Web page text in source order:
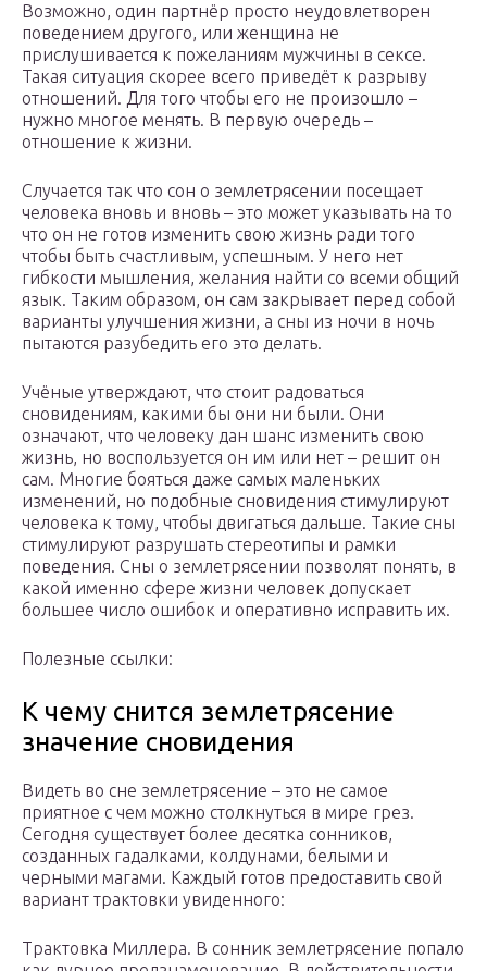
Возможно, один партнёр просто неудовлетворен
поведением другого, или женщина не
прислушивается к пожеланиям мужчины в сексе.
Такая ситуация скорее всего приведёт к разрыву
отношений. Для того чтобы его не произошло –
нужно многое менять. В первую очередь –
отношение к жизни.
Случается так что сон о землетрясении посещает
человека вновь и вновь – это может указывать на то
что он не готов изменить свою жизнь ради того
чтобы быть счастливым, успешным. У него нет
гибкости мышления, желания найти со всеми общий
язык. Таким образом, он сам закрывает перед собой
варианты улучшения жизни, а сны из ночи в ночь
пытаются разубедить его это делать.
Учёные утверждают, что стоит радоваться
сновидениям, какими бы они ни были. Они
означают, что человеку дан шанс изменить свою
жизнь, но воспользуется он им или нет – решит он
сам. Многие бояться даже самых маленьких
изменений, но подобные сновидения стимулируют
человека к тому, чтобы двигаться дальше. Такие сны
стимулируют разрушать стереотипы и рамки
поведения. Сны о землетрясении позволят понять, в
какой именно сфере жизни человек допускает
большее число ошибок и оперативно исправить их.
Полезные ссылки:
К чему снится землетрясение
значение сновидения
Видеть во сне землетрясение – это не самое
приятное с чем можно столкнуться в мире грез.
Сегодня существует более десятка сонников,
созданных гадалками, колдунами, белыми и
черными магами. Каждый готов предоставить свой
вариант трактовки увиденного:
Трактовка Миллера. В сонник землетрясение попало